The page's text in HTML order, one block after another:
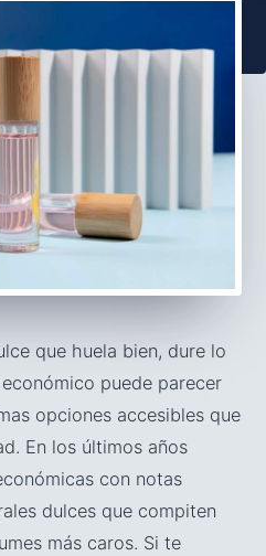
que huela bien, dure lo
puede parecer
opciones accesibles que
En los últimos años
con notas
dulces que compiten
más caros. Si te